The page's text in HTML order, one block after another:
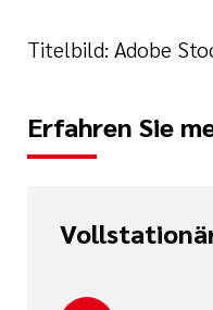
Titelbild: Adobe
Erfahren Sie